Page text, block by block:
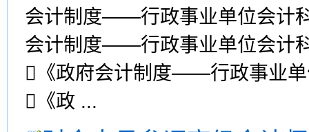
会计制度——行政事业单位会计
会计制度——行政事业单位会计
《政府会计制度——行政事业单
《政 ...